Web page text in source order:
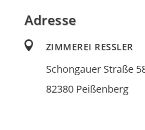
Adresse
 ZIMMEREI RESSLER
Schongauer Straße
82380 Peißenberg